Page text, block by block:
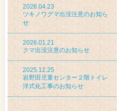
2026.04.23
ツキノワグマ出没注意のお知ら
せ
2026.01.21
クマ出没注意のお知らせ
2025.12.25
岩野田児童センター２階トイレ
洋式化工事のお知らせ